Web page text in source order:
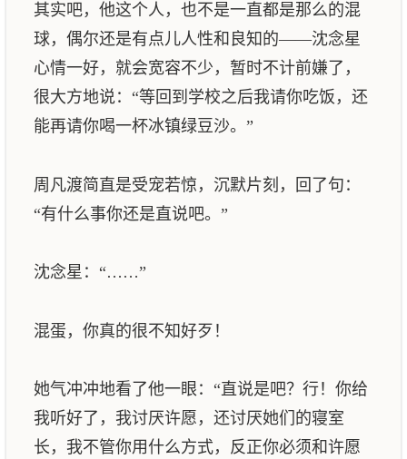
其实吧，他这个人，也不是一直都是那么的混
球，偶尔还是有点儿人性和良知的——沈念星
心情一好，就会宽容不少，暂时不计前嫌了，
很大方地说：“等回到学校之后我请你吃饭，还
能再请你喝一杯冰镇绿豆沙。”
周凡渡简直是受宠若惊，沉默片刻，回了句：
“有什么事你还是直说吧。”
沈念星：“……”
混蛋，你真的很不知好歹！
她气冲冲地看了他一眼：“直说是吧？行！你给
我听好了，我讨厌许愿，还讨厌她们的寝室
长，我不管你用什么方式，反正你必须和许愿